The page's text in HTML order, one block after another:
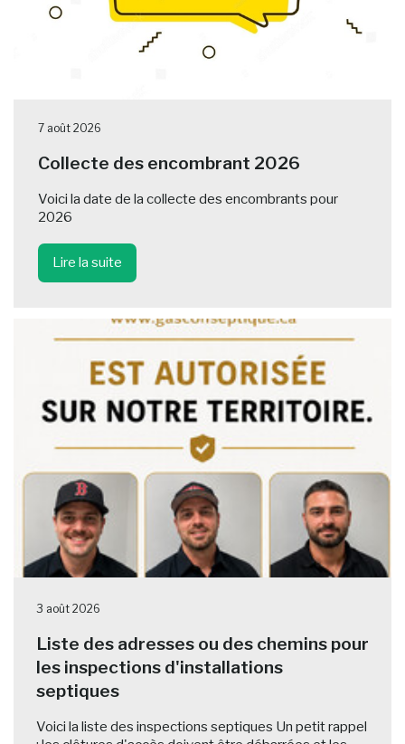
7 août 2026
Collecte des encombrant 2026
Voici la date de la collecte des encombrants pour
2026
Lire la suite
3 août 2026
Liste des adresses ou des chemins pour
les inspections d'installations
septiques
Voici la liste des inspections septiques Un petit rappel